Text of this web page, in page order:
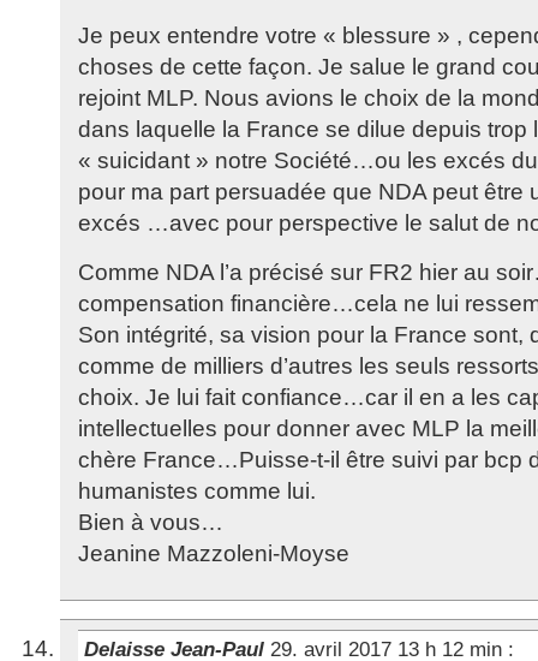
Je peux entendre votre « blessure » ,
choses de cette façon. Je salue le grand
rejoint MLP. Nous avions le choix de la
dans laquelle la France se dilue depuis trop
« suicidant » notre Société…ou les excés
pour ma part persuadée que NDA peut être
excés …avec pour perspective le salut de
Comme NDA l’a précisé sur FR2 hier au
compensation financière…cela ne lui
Son intégrité, sa vision pour la France sont,
comme de milliers d’autres les seuls
choix. Je lui fait confiance…car il en a les
intellectuelles pour donner avec MLP la
chère France…Puisse-t-il être suivi par bcp
humanistes comme lui.
Bien à vous…
Jeanine Mazzoleni-Moyse
Delaisse Jean-Paul 29. avril 2017 13 h 12 min :